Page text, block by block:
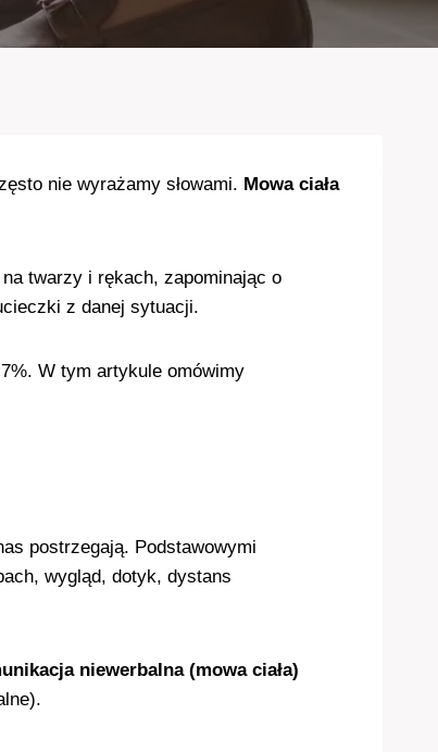
nie wyrażamy słowami. Mowa ciała
twarzy i rękach, zapominając o
z danej sytuacji.
W tym artykule omówimy
postrzegają. Podstawowymi
wygląd, dotyk, dystans
niewerbalna (mowa ciała)